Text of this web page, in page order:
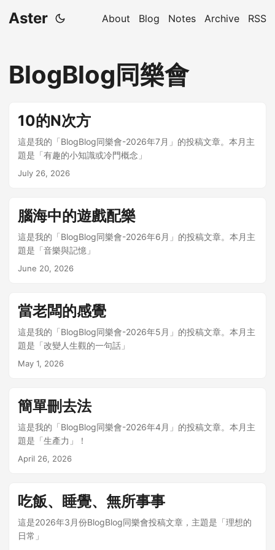
Aster About Blog Notes Archive RSS
BlogBlog同樂會
10的N次方
這是我的「BlogBlog同樂會-2026年7月」的投稿文章。本月主
題是「有趣的小知識或冷門概念」
July 26, 2026
腦海中的遊戲配樂
這是我的「BlogBlog同樂會-2026年6月」的投稿文章。本月主
題是「音樂與記憶」
June 20, 2026
當老闆的感覺
這是我的「BlogBlog同樂會-2026年5月」的投稿文章。本月主
題是「改變人生觀的一句話」
May 1, 2026
簡單刪去法
這是我的「BlogBlog同樂會-2026年4月」的投稿文章。本月主
題是「生產力」！
April 26, 2026
吃飯、睡覺、無所事事
這是2026年3月份BlogBlog同樂會投稿文章，主題是「理想的
日常」